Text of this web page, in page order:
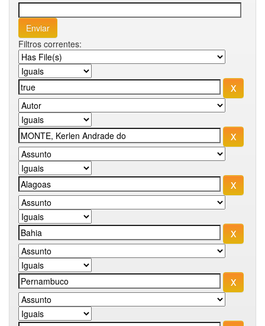
Filtros correntes: